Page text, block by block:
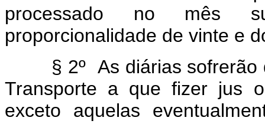
processado no mês
proporcionalidade de vinte e
§ 2º As diárias sofrerão
Transporte a que fizer jus
exceto aquelas